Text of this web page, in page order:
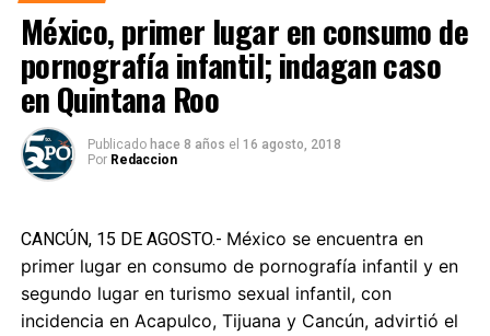
México, primer lugar en consumo de
pornografía infantil; indagan caso
en Quintana Roo
Publicado hace 8 años el 16 agosto, 2018
Por Redaccion
CANCÚN, 15 DE AGOSTO.- México se encuentra en
primer lugar en consumo de pornografía infantil y en
segundo lugar en turismo sexual infantil, con
incidencia en Acapulco, Tijuana y Cancún, advirtió el